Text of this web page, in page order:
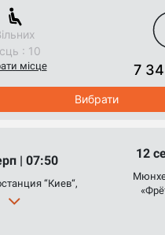
: 10
місце 7
Вибрати
| 07:50
“Киев“,
12